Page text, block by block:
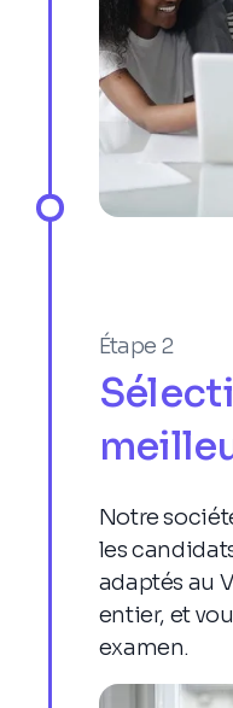
des décisions
- Mettre en
d'optimisation
(SEO) pour
- Gérer les
mail et les bases
- Suivre et
performance clés
efforts de
Ingénieur
- Déployer des
correctifs, et
technique de
- Créer des
Étape 2
Notre
les
adaptés au
entier, et
examen.